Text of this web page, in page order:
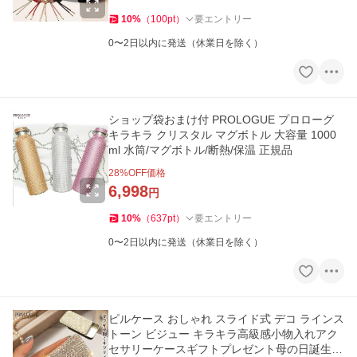
10% （ 100pt） 要エントリー
0〜2日以内に発送（休業日を除く）
ショップ袋おまけ付 PROLOGUE プロローグ
キラキラ クリスタル マグボトル 大容量 1000
ml 水筒/マグボトル/断熱/保温 正規品
28%OFF価格
6,998円
10% （637pt） 要エントリー
0〜2日以内に発送（休業日を除く）
ピルケース おしゃれ スライド式 デコ ラインス
トーン ビジュー キラキラ高級感小物入れアク
セサリーケースギフトプレゼント母の日誕生日